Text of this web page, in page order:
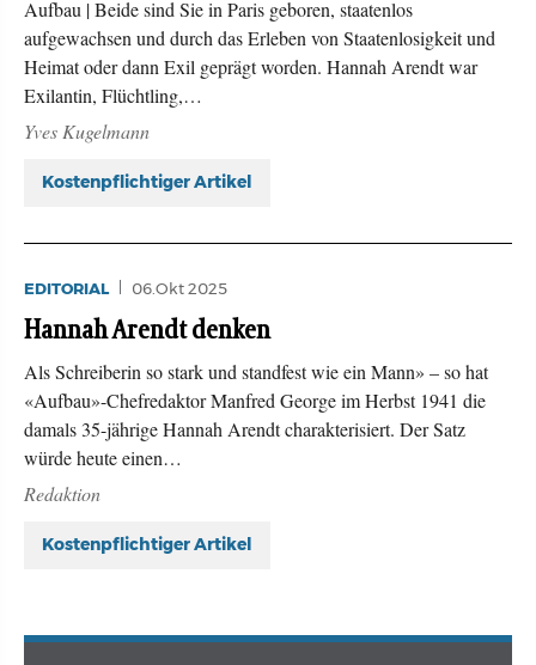
Aufbau | Beide sind Sie in Paris geboren, staatenlos
aufgewachsen und durch das Erleben von Staatenlosigkeit und
Heimat oder dann Exil geprägt worden. Hannah Arendt war
Exilantin, Flüchtling,…
Yves Kugelmann
Kostenpflichtiger Artikel
EDITORIAL 06.Okt 2025
Hannah Arendt denken
Als Schreiberin so stark und standfest wie ein Mann» – so hat
«Aufbau»-Chefredaktor Manfred George im Herbst 1941 die
damals 35-jährige Hannah Arendt charakterisiert. Der Satz
würde heute einen…
Redaktion
Kostenpflichtiger Artikel